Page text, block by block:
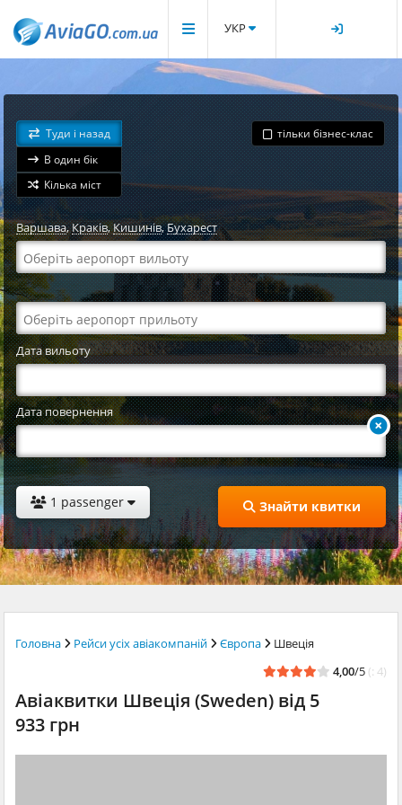
УКР
Туди і назад
В один бік
Кілька міст
тільки бізнес-клас
Варшава,Краків,Кишинів,Бухарест
Дата вильоту
Дата повернення
1 passenger Знайти квитки
Головна Рейси усіх авіакомпаній Європа
Швеція
4,00/5 (: 4)
Авіаквитки Швеція (Sweden) від 5
933 грн